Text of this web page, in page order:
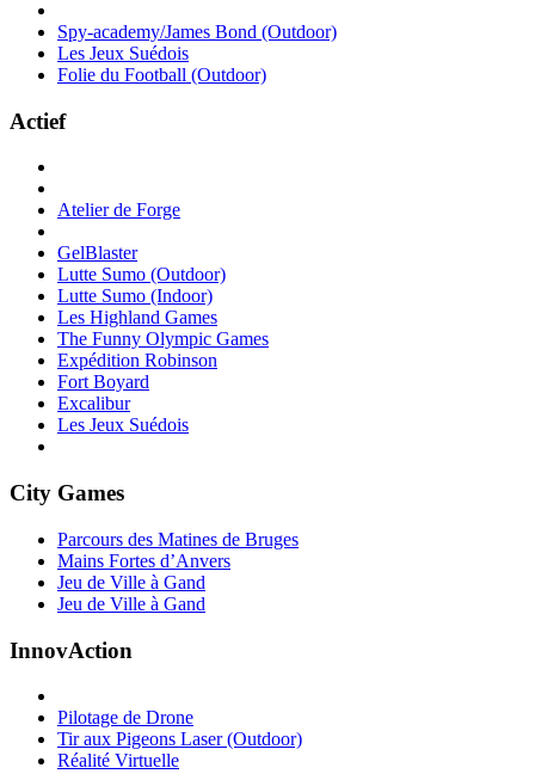
Spy-academy/James Bond (Outdoor)
Les Jeux Suédois
Folie du Football (Outdoor)
Actief
Atelier de Forge
GelBlaster
Lutte Sumo (Outdoor)
Lutte Sumo (Indoor)
Les Highland Games
The Funny Olympic Games
Expédition Robinson
Fort Boyard
Excalibur
Les Jeux Suédois
City Games
Parcours des Matines de Bruges
Mains Fortes d’Anvers
Jeu de Ville à Gand
Jeu de Ville à Gand
InnovAction
Pilotage de Drone
Tir aux Pigeons Laser (Outdoor)
Réalité Virtuelle